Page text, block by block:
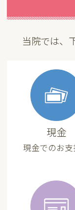
当院では、
現金
現金でのお支